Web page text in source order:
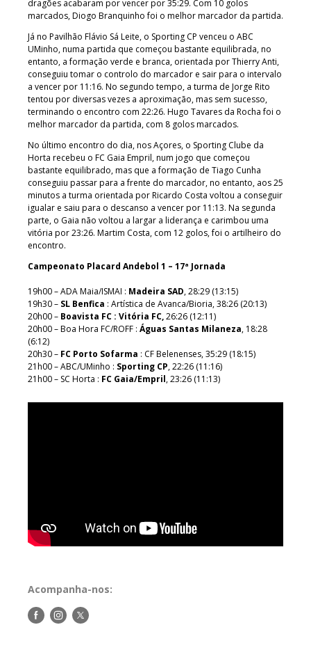
dragões acabaram por vencer por 35:29. Com 10 golos
marcados, Diogo Branquinho foi o melhor marcador da partida.
Já no Pavilhão Flávio Sá Leite, o Sporting CP venceu o ABC
UMinho, numa partida que começou bastante equilibrada, no
entanto, a formação verde e branca, orientada por Thierry Anti,
conseguiu tomar o controlo do marcador e sair para o intervalo
a vencer por 11:16. No segundo tempo, a turma de Jorge Rito
tentou por diversas vezes a aproximação, mas sem sucesso,
terminando o encontro com 22:26. Hugo Tavares da Rocha foi o
melhor marcador da partida, com 8 golos marcados.
No último encontro do dia, nos Açores, o Sporting Clube da
Horta recebeu o FC Gaia Empril, num jogo que começou
bastante equilibrado, mas que a formação de Tiago Cunha
conseguiu passar para a frente do marcador, no entanto, aos 25
minutos a turma orientada por Ricardo Costa voltou a conseguir
igualar e saiu para o descanso a vencer por 11:13. Na segunda
parte, o Gaia não voltou a largar a liderança e carimbou uma
vitória por 23:26. Martim Costa, com 12 golos, foi o artilheiro do
encontro.
Campeonato Placard Andebol 1 – 17ª Jornada
19h00 – ADA Maia/ISMAI : Madeira SAD, 28:29 (13:15)
19h30 – SL Benfica : Artística de Avanca/Bioria, 38:26 (20:13)
20h00 – Boavista FC : Vitória FC,26:26 (12:11)
20h00 – Boa Hora FC/ROFF : Águas Santas Milaneza, 18:28
(6:12)
20h30 – FC Porto Sofarma : CF Belenenses, 35:29 (18:15)
21h00 – ABC/UMinho : Sporting CP, 22:26 (11:16)
21h00 – SC Horta : FC Gaia/Empril, 23:26 (11:13)
Acompanha-nos:
Siga-Siga-Siga-